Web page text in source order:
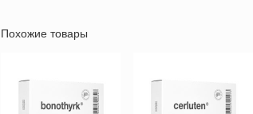
Похожие товары